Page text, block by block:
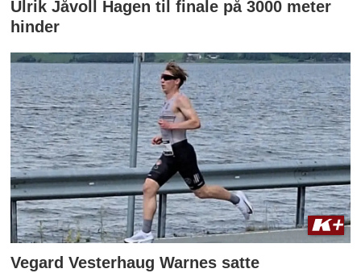
Ulrik Jåvoll Hagen til finale på 3000 meter
hinder
Vegard Vesterhaug Warnes satte